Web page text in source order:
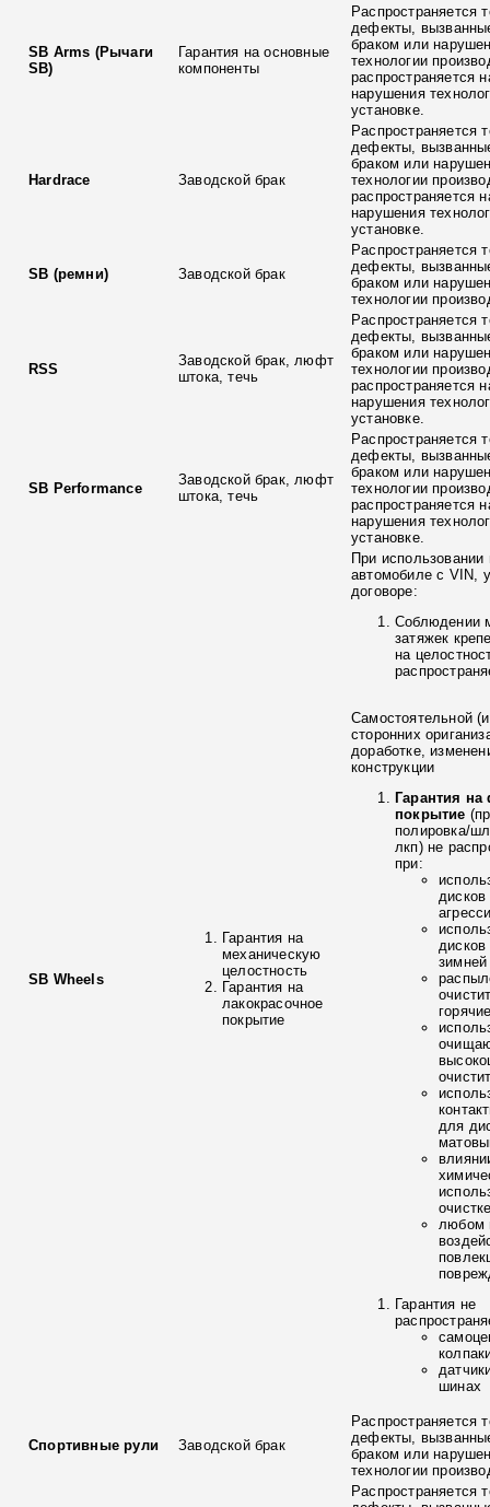
SB Arms (Рычаги
SB)
Гарантия на основные
компоненты
Распространяется
дефекты,
браком или
технологии
распространяется
нарушения
установке.
Hardrace Заводской брак
Распространяется
дефекты,
браком или
технологии
распространяется
нарушения
установке.
SB (ремни) Заводской брак
Распространяется
дефекты,
браком или
технологии
RSS
Заводской брак, люфт
штока, течь
Распространяется
дефекты,
браком или
технологии
распространяется
нарушения
установке.
SB Performance
Заводской брак, люфт
штока, течь
Распространяется
дефекты,
браком или
технологии
распространяется
нарушения
установке.
SB Wheels
Гарантия на
механическую
целостность
Гарантия на
лакокрасочное
покрытие
При использовании
автомобиле с VIN,
договоре:
Соблюдении
затяжек
на
Самостоятельной
сторонних
доработке,
конструкции
Гарантия
покрытие
полировка/
лкп) не
при:
зимней
для
любом
Гарантия не
шинах
Спортивные рули Заводской брак
Распространяется
дефекты,
браком или
технологии
Распространяется